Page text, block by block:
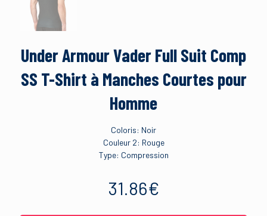
Under Armour Vader Full Suit Comp
SS T-Shirt à Manches Courtes pour
Homme
Coloris: Noir
Couleur 2: Rouge
Type: Compression
31.86€